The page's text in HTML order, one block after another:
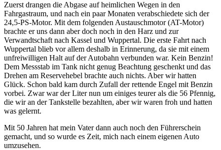
Zuerst drangen die Abgase auf heimlichen Wegen in den
Fahrgastraum, und nach ein paar Monaten verabschiedete sich der
24,5-PS-Motor. Mit dem folgenden Austauschmotor (AT-Motor)
brachte er uns dann aber doch noch in den Harz und zur
Verwandtschaft nach Kassel und Wuppertal. Die erste Fahrt nach
Wuppertal blieb vor allem deshalb in Erinnerung, da sie mit einem
unfreiwilligen Halt auf der Autobahn verbunden war. Kein Benzin!
Dem Messstab im Tank nicht genug Beachtung geschenkt und das
Drehen am Reservehebel brachte auch nichts. Aber wir hatten
Glück. Schon bald kam durch Zufall der rettende Engel mit Benzin
vorbei. Zwar war der Liter nun um einiges teurer als die 56 Pfennig,
die wir an der Tankstelle bezahlten, aber wir waren froh und hatten
was gelernt.
Mit 50 Jahren hat mein Vater dann auch noch den Führerschein
gemacht, und so wurde es Zeit, mich nach einem eigenen Auto
umzusehen.